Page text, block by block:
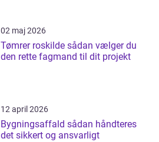
02 maj 2026
Tømrer roskilde sådan vælger du
den rette fagmand til dit projekt
12 april 2026
Bygningsaffald sådan håndteres
det sikkert og ansvarligt